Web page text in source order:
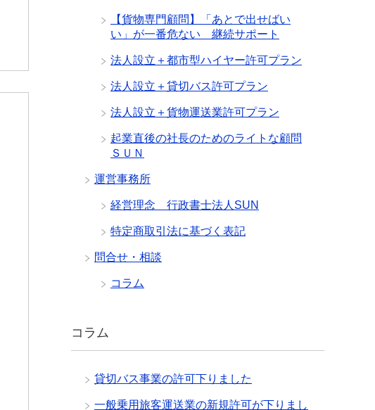
【貨物専門顧問】「あとで出せばい
い」が一番危ない 継続サポート
法人設立＋都市型ハイヤー許可プラン
法人設立＋貸切バス許可プラン
法人設立＋貨物運送業許可プラン
起業直後の社長のためのライトな顧問
ＳＵＮ
運営事務所
経営理念 行政書士法人SUN
特定商取引法に基づく表記
問合せ・相談
コラム
コラム
貸切バス事業の許可下りました
一般乗用旅客運送業の新規許可が下りまし